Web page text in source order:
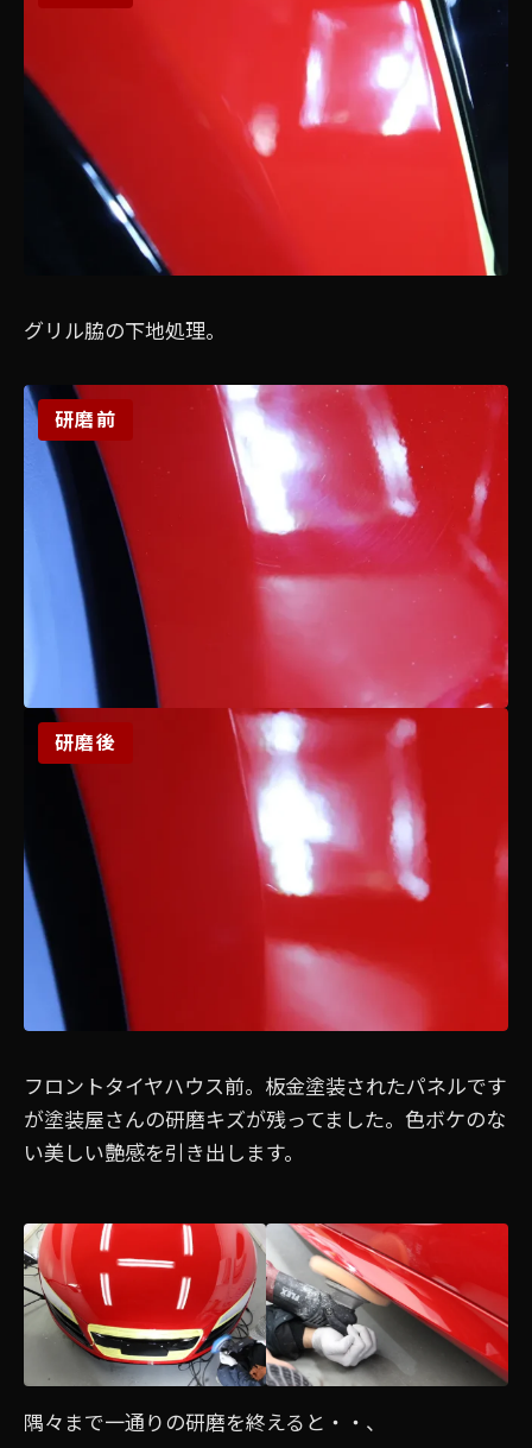
グリル脇の下地処理。
研磨前
研磨後
フロントタイヤハウス前。板金塗装されたパネルです
が塗装屋さんの研磨キズが残ってました。色ボケのな
い美しい艶感を引き出します。
隅々まで一通りの研磨を終えると・・、